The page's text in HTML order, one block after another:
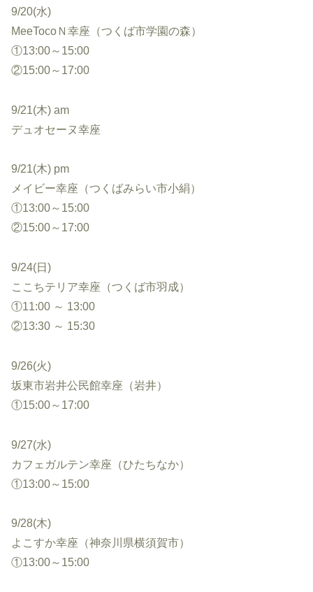
9/20(水)
MeeTocoＮ幸座（つくば市学園の森）
①13:00～15:00
②15:00～17:00
9/21(木) am
デュオセーヌ幸座
9/21(木) pm
メイビー幸座（つくばみらい市小絹）
①13:00～15:00
②15:00～17:00
9/24(日)
ここちテリア幸座（つくば市羽成）
①11:00 ～ 13:00
②13:30 ～ 15:30
9/26(火)
坂東市岩井公民館幸座（岩井）
①15:00～17:00
9/27(水)
カフェガルテン幸座（ひたちなか）
①13:00～15:00
9/28(木)
よこすか幸座（神奈川県横須賀市）
①13:00～15:00